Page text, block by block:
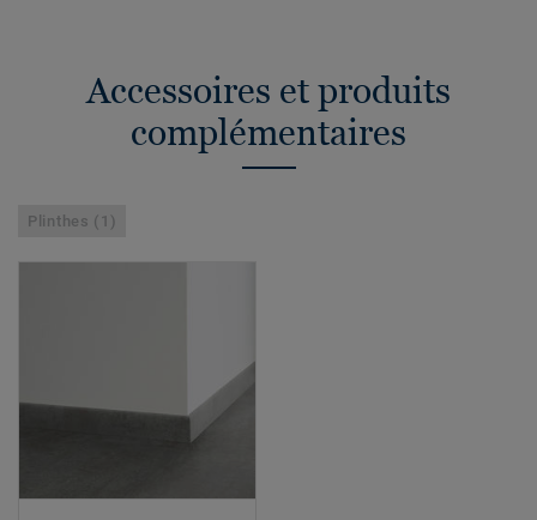
Accessoires et produits
complémentaires
Plinthes (1)